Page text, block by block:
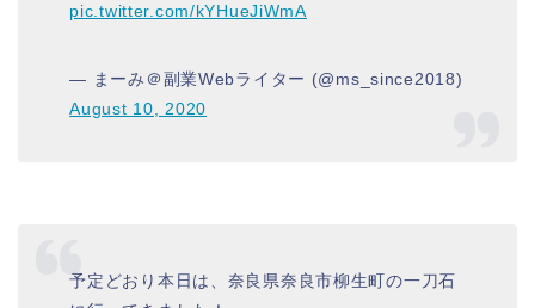
pic.twitter.com/kYHueJiWmA
— まーみ＠副業Webライター (@ms_since2018)
August 10, 2020
予定どおり本日は、奈良県奈良市柳生町の一刀石